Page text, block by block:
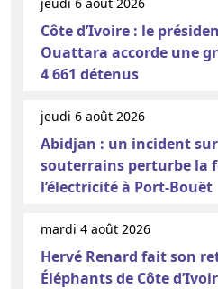
Côte d’Ivoire : le
Ouattara accorde une
4 661 détenus
jeudi 6 août 2026
Abidjan : un incident
souterrains perturbe la
l’électricité à Port-Bouët
mardi 4 août 2026
Hervé Renard fait son
Éléphants de Côte